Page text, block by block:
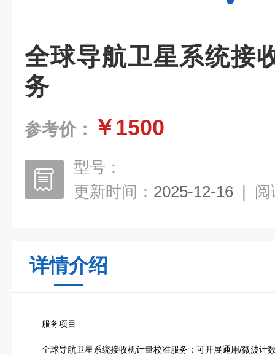
全球导航卫星系统接
务
参考价： ￥1500
型号：
更新时间： 2025-12-16 | 阅
详情介绍
服务项目
全球导航卫星系统接收机计量校准服务：可开展通用/微波计